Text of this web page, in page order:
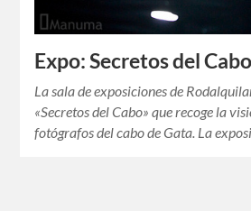
Expo: Secretos del Cabo
La sala de exposiciones de
«Secretos del Cabo» que recoge la
fotógrafos del cabo de Gata. La